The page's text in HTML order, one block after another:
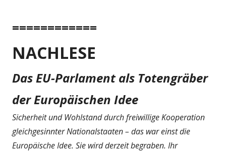
============
NACHLESE
Das EU-Parlament als Totengräber
der Europäischen Idee
Sicherheit und Wohlstand durch freiwillige Kooperation
gleichgesinnter Nationalstaaten – das war einst die
Europäische Idee. Sie wird derzeit begraben. Ihr